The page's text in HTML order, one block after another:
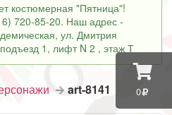
0
костюмерная "Пятница"!
720-85-20. Наш адрес -
ул. Дмитрия
1, лифт N 2 , этаж Т
art-8141